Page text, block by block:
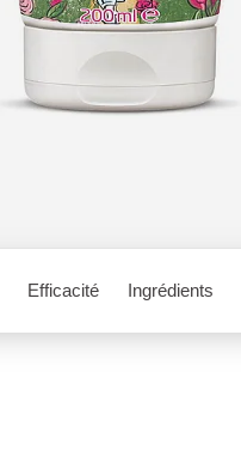
Efficacité Ingrédients